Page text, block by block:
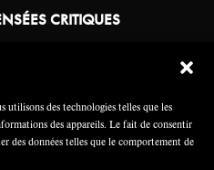
utilisons des technologies telles que les
des appareils. Le fait de consentir
des données telles que le comportement de
CRITIQUES